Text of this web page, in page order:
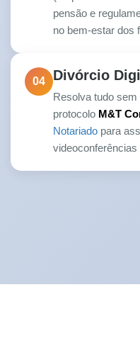
pensão e
no bem-estar dos
04 Divórcio
Resolva tudo
protocolo M&T
Notariado para